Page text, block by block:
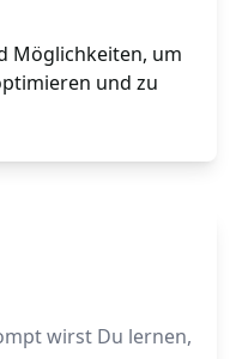
Möglichkeiten, um
und zu
wirst Du lernen,